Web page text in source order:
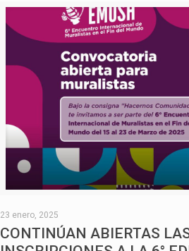
23 enero, 2025
CONTINÚAN ABIERTAS